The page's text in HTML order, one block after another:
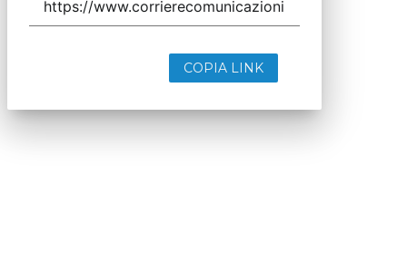
COPIA LINK